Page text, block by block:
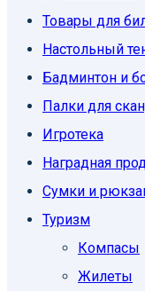
Товары для
Настольный
Бадминтон и
Палки для
Игротека
Наградная
Сумки и
Туризм
Компасы
Жилеты